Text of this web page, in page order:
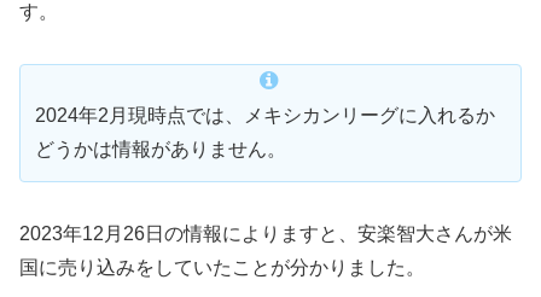
す。
2024年2月現時点では、メキシカンリーグに入れるか
どうかは情報がありません。
2023年12月26日の情報によりますと、安楽智大さんが米
国に売り込みをしていたことが分かりました。